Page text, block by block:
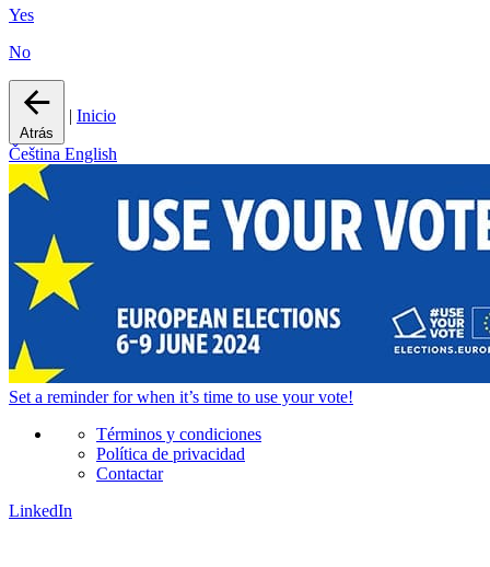
Yes
No
Atrás
| Inicio
Čeština English
Set a reminderfor when it’s time to use your vote!
Términos y condiciones
Política de privacidad
Contactar
LinkedIn